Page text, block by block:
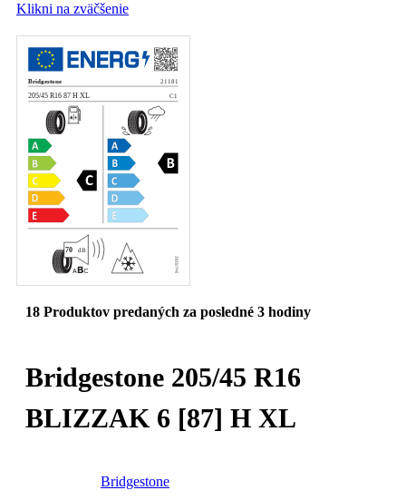
Klikni na zväčšenie
18 Produktov predaných za posledné 3 hodiny
Bridgestone 205/45 R16
BLIZZAK 6 [87] H XL
Bridgestone